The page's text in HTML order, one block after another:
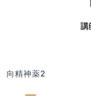
向精神薬2